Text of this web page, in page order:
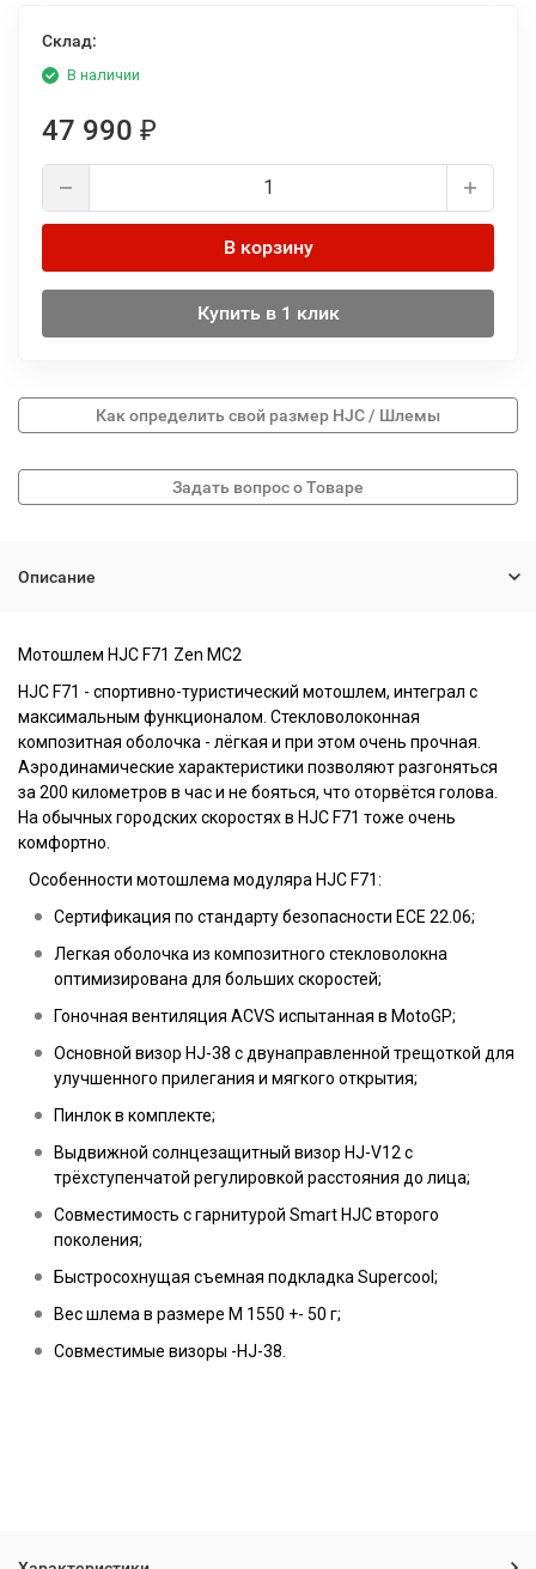
Склад:
В наличии
47 990 ₽
В корзину
Купить в 1 клик
Как определить свой размер HJC / Шлемы
Описание
Мотошлем HJC F71 Zen MC2
HJC F71 - спортивно-туристический мотошлем, интеграл с
максимальным функционалом. Стекловолоконная
композитная оболочка - лёгкая и при этом очень прочная.
Аэродинамические характеристики позволяют разгоняться
за 200 километров в час и не бояться, что оторвётся голова.
На обычных городских скоростях в HJC F71 тоже очень
комфортно.
Особенности мотошлема модуляра HJC F71:
Сертификация по стандарту безопасности ECE 22.06;
Легкая оболочка из композитного стекловолокна
оптимизирована для больших скоростей;
Гоночная вентиляция ACVS испытанная в MotoGP;
Основной визор HJ-38 с двунаправленной трещоткой для
улучшенного прилегания и мягкого открытия;
Пинлок в комплекте;
Выдвижной солнцезащитный визор HJ-V12 с
трёхступенчатой регулировкой расстояния до лица;
Совместимость с гарнитурой Smart HJC второго
поколения;
Быстросохнущая съемная подкладка Supercool;
Вес шлема в размере M 1550 +- 50 г;
Совместимые визоры -HJ-38.